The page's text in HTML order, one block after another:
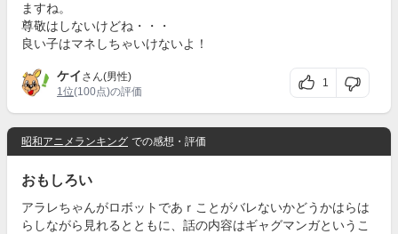
ますね。
尊敬はしないけどね・・・
良い子はマネしちゃいけないよ！
ケイ さん(男性)
1位(100点)の評価
1
昭和アニメランキング での感想・評価
おもしろい
アラレちゃんがロボットであｒことがバレないかどうかはらは
らしながら見れるとともに、話の内容はギャグマンガというこ